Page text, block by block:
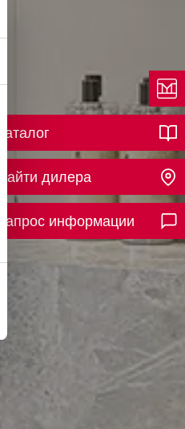
Каталог
Найти дилера
Запрос информации